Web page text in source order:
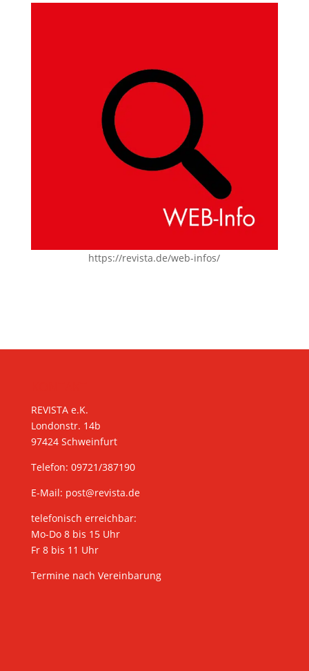
https://revista.de/web-infos/
REVISTA e.K.
Londonstr. 14b
97424 Schweinfurt
Telefon: 09721/387190
E-Mail: post@revista.de
telefonisch erreichbar:
Mo-Do 8 bis 15 Uhr
Fr 8 bis 11 Uhr
Termine nach Vereinbarung